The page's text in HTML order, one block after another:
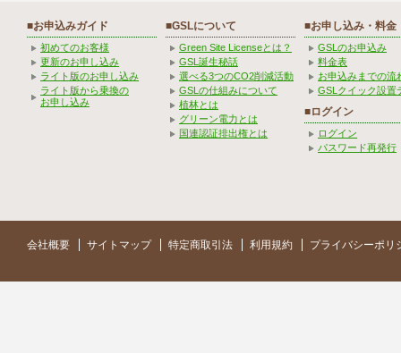
■お申込みガイド
初めてのお客様
更新のお申し込み
ライト版のお申し込み
ライト版から乗換の
お申し込み
■GSLについて
Green Site Licenseとは？
GSL誕生秘話
選べる3つのCO2削減活動
GSLの仕組みについて
植林とは
グリーン電力とは
国連認証排出権とは
■お申し込み・料金
GSLのお申込み
料金表
お申込みまでの流
GSLクイック設置
■ログイン
ログイン
パスワード再発行
会社概要 サイトマップ 特定商取引法 利用規約 プライバシーポリ